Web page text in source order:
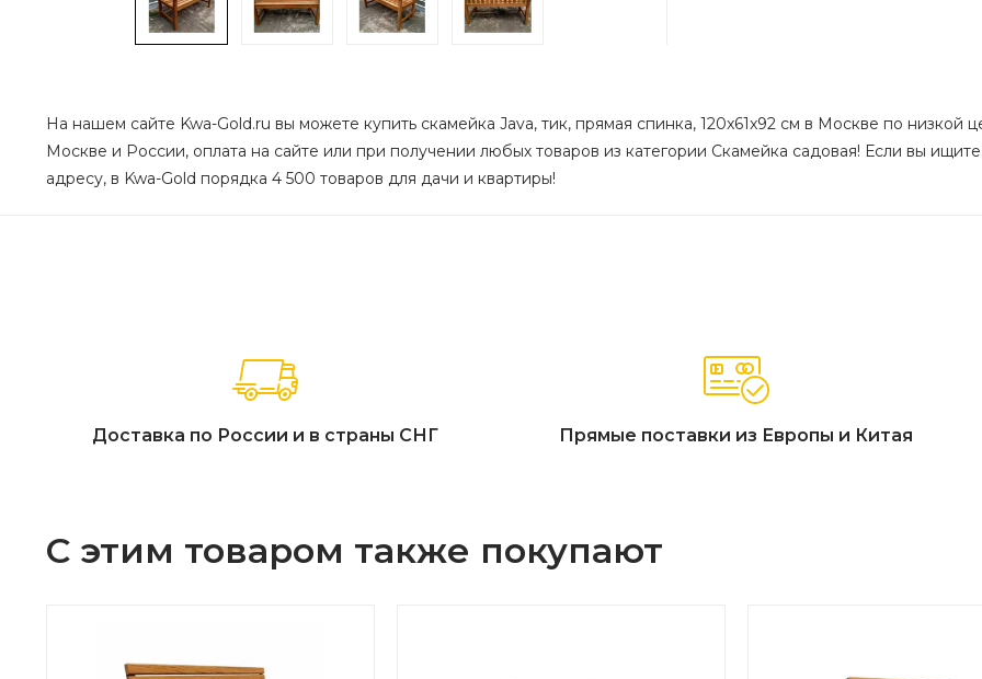
На нашем сайте Kwa-Gold.ru вы можете купить скамейка Java, тик, прямая спинка, 120x61x92 см в Москве по низкой
Москве и России, оплата на сайте или при получении любых товаров из категории Скамейка садовая! Если вы
адресу, в Kwa-Gold порядка 4 500 товаров для дачи и квартиры!
Доставка по России и в страны СНГ Прямые поставки из Европы и Китая
С этим товаром также покупают